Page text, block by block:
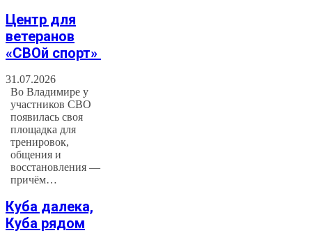
Центр для
ветеранов
«СВОй спорт»
31.07.2026
Во Владимире у
участников СВО
появилась своя
площадка для
тренировок,
общения и
восстановления —
причём…
Куба далека,
Куба рядом